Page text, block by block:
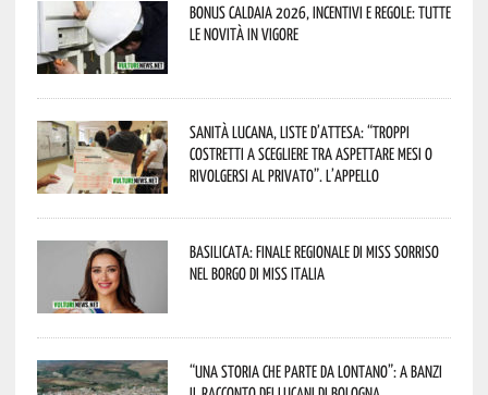
Bonus caldaia 2026, incentivi e regole: tutte
le novità in vigore
Sanità lucana, liste d’attesa: “Troppi
costretti a scegliere tra aspettare mesi o
rivolgersi al privato”. L’appello
Basilicata: finale regionale di Miss Sorriso
nel borgo di Miss Italia
“Una storia che parte da lontano”: a Banzi